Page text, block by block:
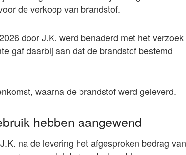
de verkoop van brandstof.
door J.K. werd benaderd met het verzoek
gaf daarbij aan dat de brandstof bestemd
waarna de brandstof werd geleverd.
hebben aangewend
na de levering het afgesproken bedrag van